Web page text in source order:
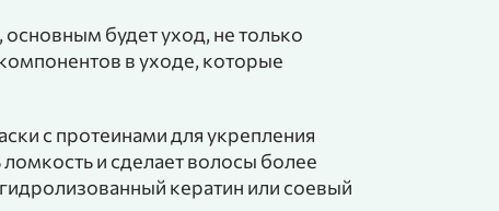
будет уход, не только
в уходе, которые
с протеинами для укрепления
и сделает волосы более
кератин или соевый